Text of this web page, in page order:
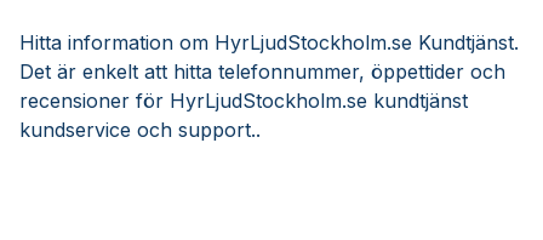
Hitta information om HyrLjudStockholm.se Kundtjänst.
Det är enkelt att hitta telefonnummer, öppettider och
recensioner för HyrLjudStockholm.se kundtjänst
kundservice och support..